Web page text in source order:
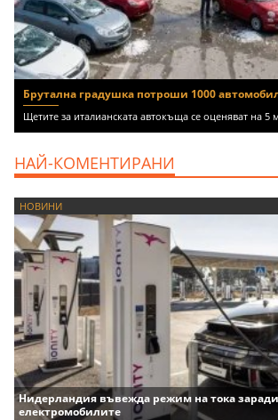
Брутална градушка потроши 1000
Щетите за италианската автокъща се оценяват на 5
НАЙ-КОМЕНТИРАНИ
НОВИНИ
Нидерландия въвежда режим на тока заради
електромобилите